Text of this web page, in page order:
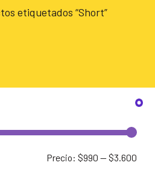
etiquetados “Short”
Precio: $990 —$3.600